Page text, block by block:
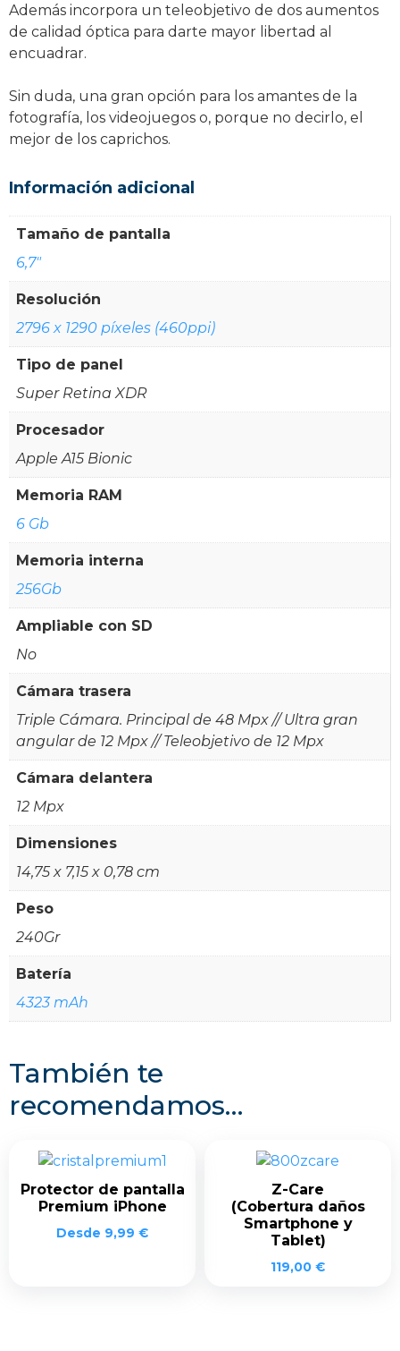
Además incorpora un teleobjetivo de dos aumentos
de calidad óptica para darte mayor libertad al
encuadrar.
Sin duda, una gran opción para los amantes de la
fotografía, los videojuegos o, porque no decirlo, el
mejor de los caprichos.
Información adicional
Tamaño de pantalla
6,7"
Resolución
2796 x 1290 píxeles (460ppi)
Tipo de panel
Super Retina XDR
Procesador
Apple A15 Bionic
Memoria RAM
6 Gb
Memoria interna
256Gb
Ampliable con SD
No
Cámara trasera
Triple Cámara. Principal de 48 Mpx // Ultra gran
angular de 12 Mpx // Teleobjetivo de 12 Mpx
Cámara delantera
12 Mpx
Dimensiones
14,75 x 7,15 x 0,78 cm
Peso
240Gr
Batería
4323 mAh
También te
recomendamos…
Protector de pantalla
Premium iPhone
Desde 9,99 €
Z-Care
(Cobertura daños
Smartphone y
Tablet)
119,00 €